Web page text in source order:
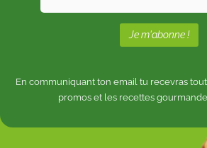
En communiquant ton email tu recevras
promos et les recettes